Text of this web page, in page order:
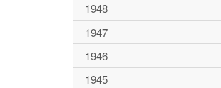
1948
1947
1946
1945